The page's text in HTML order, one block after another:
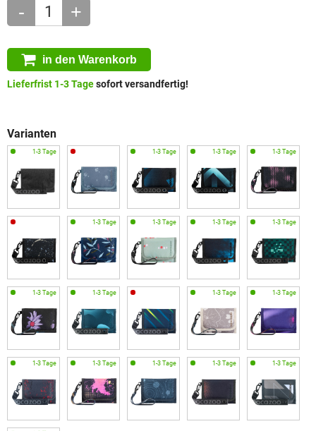
- +
in den Warenkorb
Lieferfrist 1-3 Tagesofort versandfertig!
Varianten